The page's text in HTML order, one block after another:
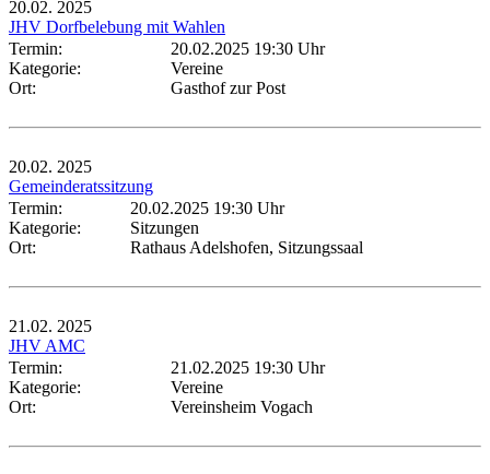
20.02. 2025
JHV Dorfbelebung mit Wahlen
Termin:
20.02.2025 19:30 Uhr
Kategorie:
Vereine
Ort:
Gasthof zur Post
20.02. 2025
Gemeinderatssitzung
Termin:
20.02.2025 19:30 Uhr
Kategorie:
Sitzungen
Ort:
Rathaus Adelshofen, Sitzungssaal
21.02. 2025
JHV AMC
Termin:
21.02.2025 19:30 Uhr
Kategorie:
Vereine
Ort:
Vereinsheim Vogach